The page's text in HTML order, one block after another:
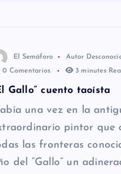
El Semáforo Autor
0 Comentarios
3 minutes
Gallo” cuento taoísta
una vez en la
pintor que
las fronteras
del “Gallo” un